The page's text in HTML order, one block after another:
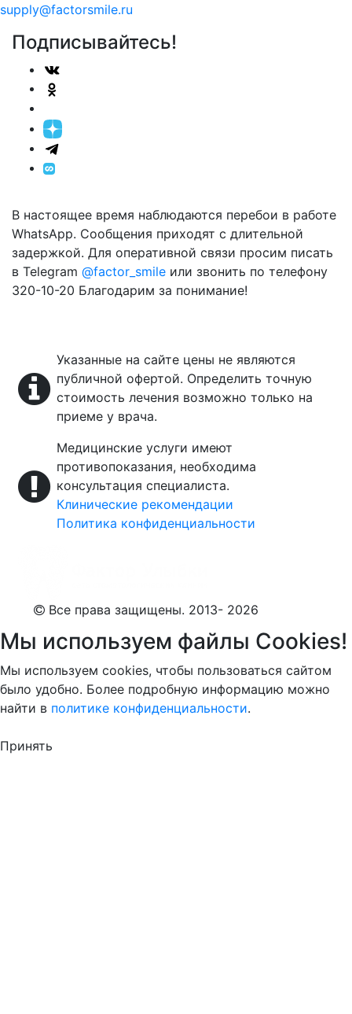
supply@factorsmile.ru
Подписывайтесь!
В настоящее время наблюдаются перебои в работе
WhatsApp. Сообщения приходят с длительной
задержкой. Для оперативной связи просим писать
в Telegram @factor_smile или звонить по телефону
320-10-20 Благодарим за понимание!
Указанные на сайте цены не являются
публичной офертой. Определить точную
стоимость лечения возможно только на
приеме у врача.
Медицинские услуги имеют
противопоказания, необходима
консультация специалиста.
Клинические рекомендации
Политика конфиденциальности
Все права защищены. 2013- 2026
Мы используем файлы Cookies!
Мы используем cookies, чтобы пользоваться сайтом
было удобно. Более подробную информацию можно
найти в политике конфиденциальности.
Принять